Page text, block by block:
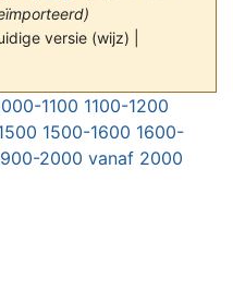
versie (wijz) |
1100 1100-1200
1500-1600 1600-
2000 vanaf 2000